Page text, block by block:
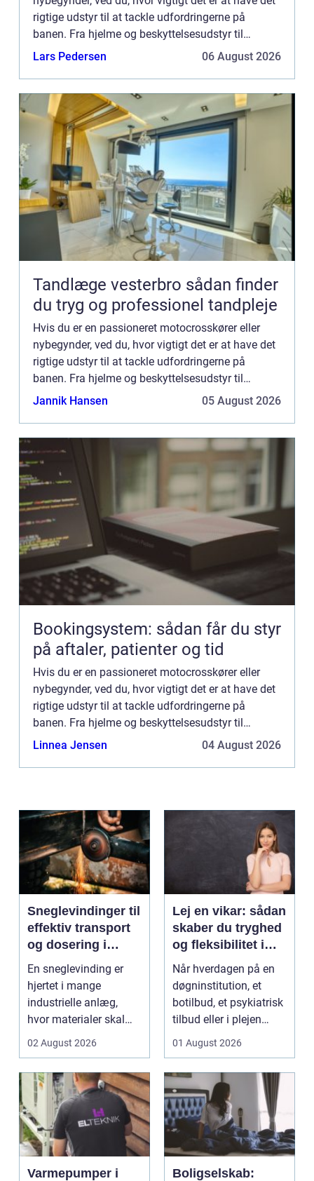
rigtige udstyr til at tackle udfordringerne på
banen. Fra hjelme og beskyttelsesudstyr til
beklædning og tilbehør er det afgørende at have
Lars Pedersen 06 August 2026
Tandlæge vesterbro sådan finder
du tryg og professionel tandpleje
Hvis du er en passioneret motocrosskører eller
nybegynder, ved du, hvor vigtigt det er at have det
rigtige udstyr til at tackle udfordringerne på
banen. Fra hjelme og beskyttelsesudstyr til
beklædning og tilbehør er det afgørende at have
Jannik Hansen 05 August 2026
Bookingsystem: sådan får du styr
på aftaler, patienter og tid
Hvis du er en passioneret motocrosskører eller
nybegynder, ved du, hvor vigtigt det er at have det
rigtige udstyr til at tackle udfordringerne på
banen. Fra hjelme og beskyttelsesudstyr til
beklædning og tilbehør er det afgørende at have
Linnea Jensen 04 August 2026
Sneglevindinger til
effektiv transport
og dosering i
industrien
En sneglevinding er
hjertet i mange
industrielle anlæg,
hvor materialer skal
02 August 2026
Lej en vikar: sådan
skaber du tryghed
og fleksibilitet i
hverdagen
Når hverdagen på en
døgninstitution, et
botilbud, et psykiatrisk
tilbud eller i plejen
01 August 2026
Varmepumper i
Boligselskab: